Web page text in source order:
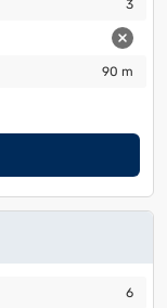
3
90 m
6